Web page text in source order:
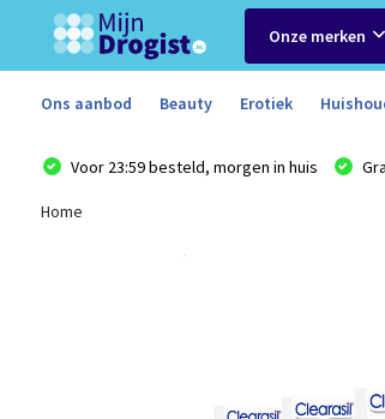
Onze merken
Ons aanbod Beauty Erotiek
Voor 23:59 besteld, morgen in huis
Home